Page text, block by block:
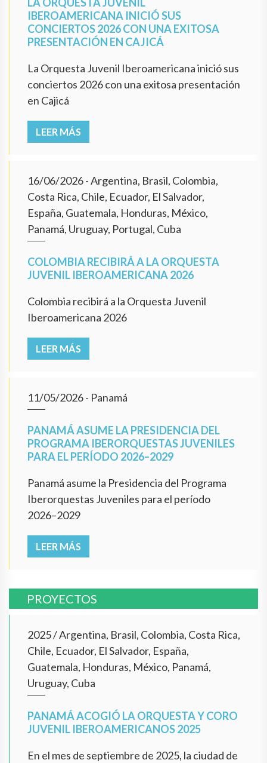
IBEROAMERICANA INICIÓ SUS
CONCIERTOS 2026 CON UNA EXITOSA
PRESENTACIÓN EN CAJICÁ
La Orquesta Juvenil Iberoamericana inició sus
conciertos 2026 con una exitosa presentación
en Cajicá
LEER MÁS
16/06/2026- Argentina, Brasil, Colombia,
Costa Rica, Chile, Ecuador, El Salvador,
España, Guatemala, Honduras, México,
Panamá, Uruguay, Portugal, Cuba
COLOMBIA RECIBIRÁ A LA ORQUESTA
JUVENIL IBEROAMERICANA 2026
Colombia recibirá a la Orquesta Juvenil
Iberoamericana 2026
LEER MÁS
11/05/2026- Panamá
PANAMÁ ASUME LA PRESIDENCIA DEL
PROGRAMA IBERORQUESTAS JUVENILES
PARA EL PERÍODO 2026–2029
Panamá asume la Presidencia del Programa
Iberorquestas Juveniles para el período
2026–2029
LEER MÁS
PROYECTOS
2025/Argentina, Brasil, Colombia, Costa Rica,
Chile, Ecuador, El Salvador, España,
Guatemala, Honduras, México, Panamá,
Uruguay, Cuba
PANAMÁ ACOGIÓ LA ORQUESTA Y CORO
JUVENIL IBEROAMERICANOS 2025
En el mes de septiembre de 2025, la ciudad de